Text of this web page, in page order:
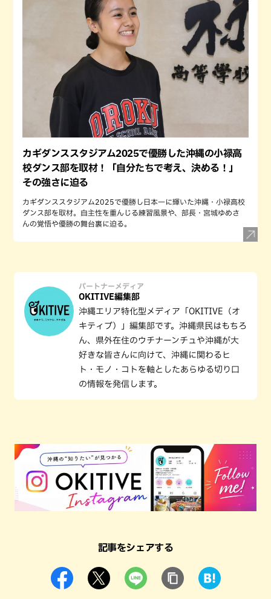
カギダンススタジアム2025で優勝した沖縄の小禄高
校ダンス部を取材！「自分たちで考え、決める！」
その強さに迫る
カギダンススタジアム2025で優勝し日本一に輝いた沖縄・小禄高校
ダンス部を取材。自主性を重んじる練習風景や、部長・宮城ゆめさ
んの覚悟や優勝の舞台裏に迫る。
パートナーメディア
OKITIVE編集部
沖縄エリア特化型メディア「OKITIVE（オ
キティブ）」編集部です。沖縄県民はもちろ
ん、県外在住のウチナーンチュや沖縄が大
好きな皆さんに向けて、沖縄に関わるヒ
ト・モノ・コトを軸としたあらゆる切り口
の情報を発信します。
記事をシェアする